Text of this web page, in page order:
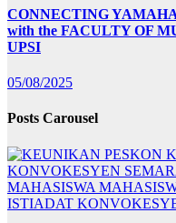
CONNECTING
with the FACULTY OF
UPSI
05/08/2025
Posts Carousel
ISTIADAT